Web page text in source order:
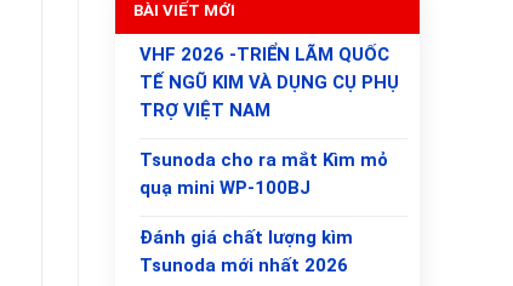
BÀI VIẾT MỚI
VHF 2026 -TRIỂN LÃM QUỐC
TẾ NGŨ KIM VÀ DỤNG CỤ PHỤ
TRỢ VIỆT NAM
Tsunoda cho ra mắt Kìm mỏ
quạ mini WP-100BJ
Đánh giá chất lượng kìm
Tsunoda mới nhất 2026